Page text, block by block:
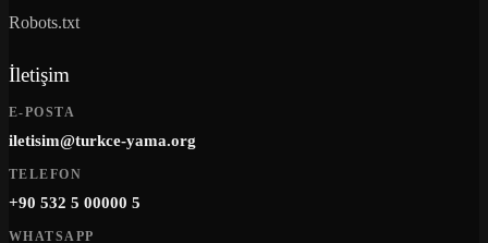
Robots.txt
İletişim
E-POSTA
iletisim@turkce-yama.org
TELEFON
+90 532 5 00000 5
WHATSAPP